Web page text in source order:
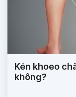
Kén khoeo
không?